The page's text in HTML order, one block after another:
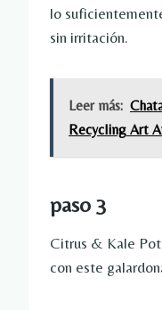
lo
sin irritación.
Leer más:
Recycling Art
paso 3
Citrus & Kale
con este